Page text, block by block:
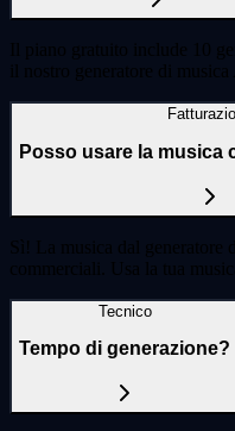
Il piano gratuito include 10
il nostro generatore di
Posso usare la musica
Sì! La musica dal generatore
commerciali. Usa la tua
Tecnico
Tempo di generazione?